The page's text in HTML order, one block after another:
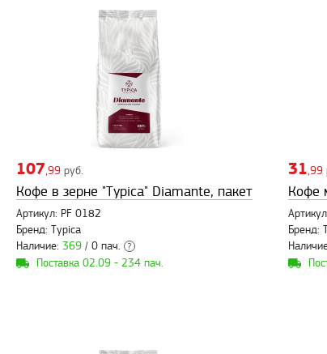
107,99 руб.
Кофе в зерне "Typica" Diamante, пакет
Артикул: PF 0182
Бренд: Typica
Наличие: 369 / 0 пач. ?
Поставка 02.09 - 234 пач.
31,99
Кофе
Бренд: